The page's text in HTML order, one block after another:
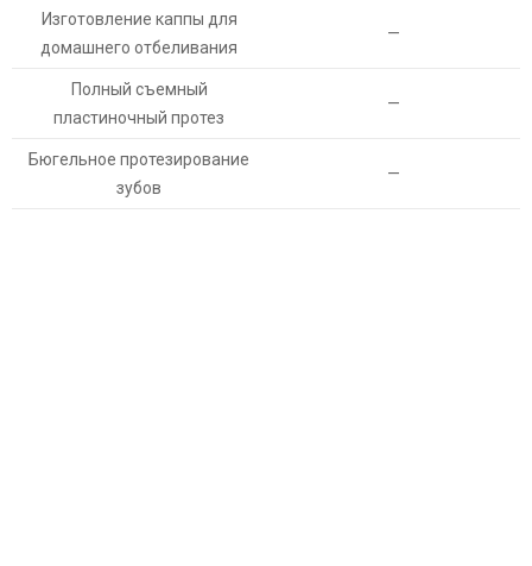
Изготовление каппы для
домашнего отбеливания
—
Полный съемный
пластиночный протез
—
Бюгельное протезирование
зубов
—